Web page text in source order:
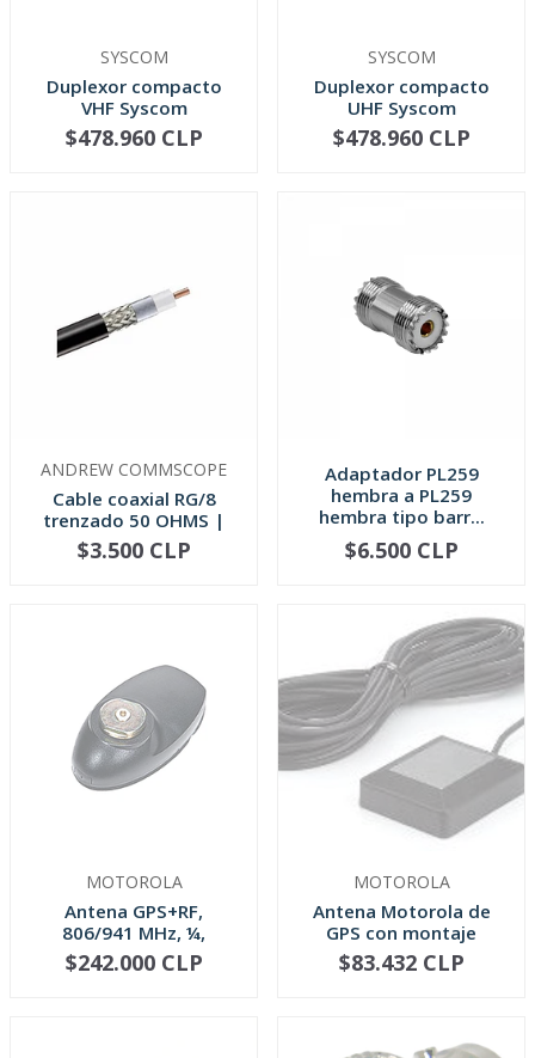
SYSCOM
Duplexor compacto
VHF Syscom
VER OPCIONES
$478.960 CLP
SYSCOM
Duplexor compacto
UHF Syscom
VER OPCIONES
$478.960 CLP
ANDREW COMMSCOPE
Cable coaxial RG/8
trenzado 50 OHMS |
CNT400 (v...
+
$3.500 CLP
Adaptador PL259
hembra a PL259
hembra tipo barr...
+
$6.500 CLP
MOTOROLA
Antena GPS+RF,
806/941 MHz, ¼,
montaje perforad...
AGOTADO
$242.000 CLP
MOTOROLA
Antena Motorola de
GPS con montaje
magnético
AGOTADO
$83.432 CLP